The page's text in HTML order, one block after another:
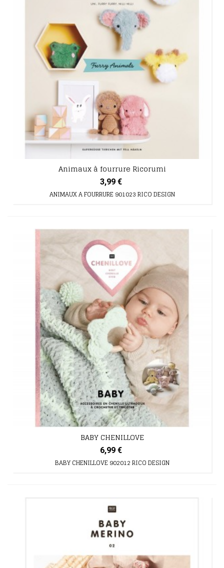
Animaux à fourrure Ricorumi
3,99 €
ANIMAUX A FOURRURE 901023 RICO DESIGN
BABY CHENILLOVE
6,99 €
BABY CHENILLOVE 902012 RICO DESIGN